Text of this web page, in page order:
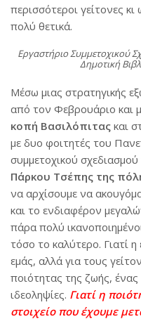
περισσότεροι γείτονες
πολύ θετικά.
Εργαστήριο Συμμετοχικού
Δημοτική
Μέσω μιας στρατηγικής
από τον Φεβρουάριο και
κοπή Βασιλόπιτας και
με δυο φοιτητές του
συμμετοχικού σχεδιασμού
Πάρκου Τσέπης της
να αρχίσουμε να
και το ενδιαφέρον
πάρα πολύ
τόσο το καλύτερο. Γιατί
εμάς, αλλά για τους
ποιότητας της ζωής,
ιδεοληψίες. Γιατί η
στοιχείο που έχουμε